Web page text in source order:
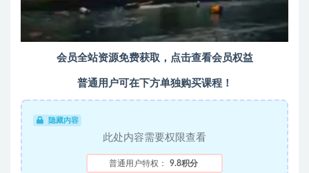
会员全站资源免费获取，点击查看会员权益
普通用户可在下方单独购买课程！
隐藏内容
此处内容需要权限查看
普通用户特权： 9.8积分